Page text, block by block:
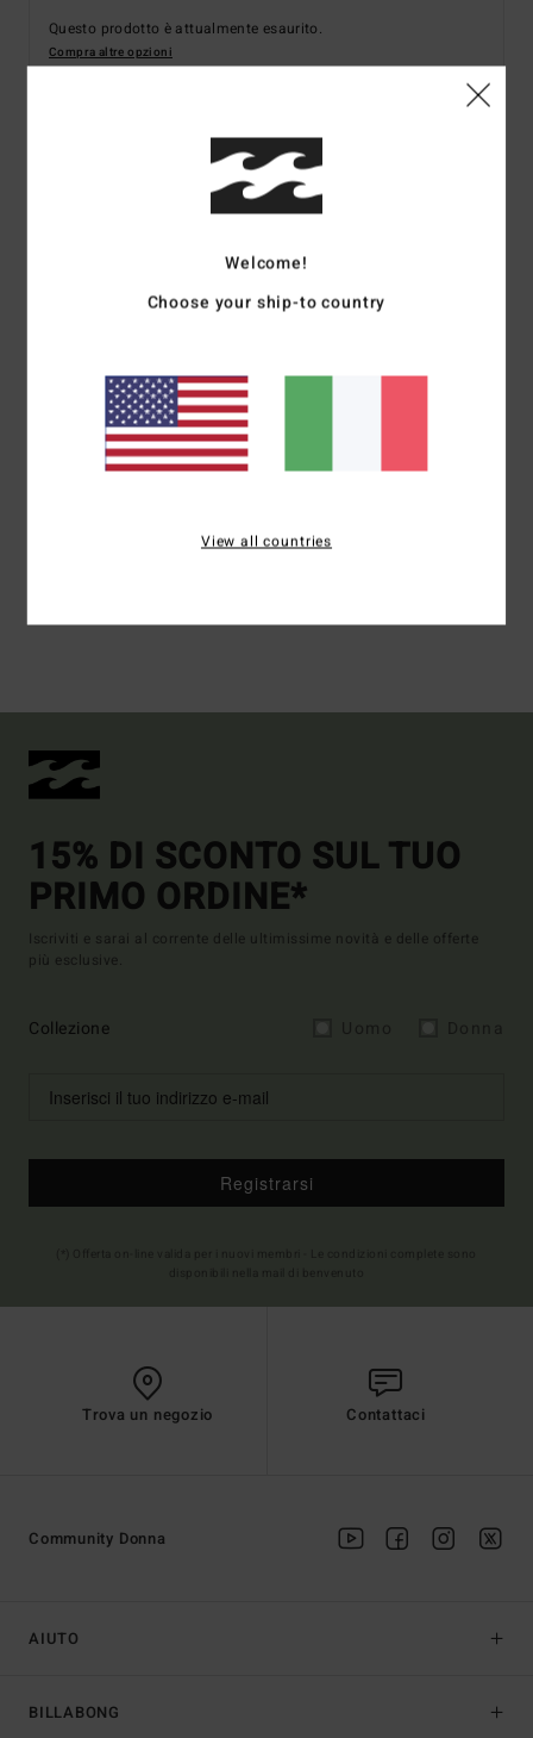
Questo prodotto è attualmente esaurito.
Compra altre opzioni
Prendi una pausa dalla noia con il top a maglia Siesta
cotone lavorato all’uncinetto, questa canotta corta e
variopinta offre il collo squadrato, le spalline sottili,
Dettagli & caratteristiche
15% DI SCONTO SUL TUO
PRIMO ORDINE*
Iscriviti e sarai al corrente delle ultimissime novità e delle offerte
più esclusive.
Collezione
Registrarsi
Trova un negozio Contattaci
AIUTO
BILLABONG
Community Donna
Welcome!
Choose your ship-to country
View all countries